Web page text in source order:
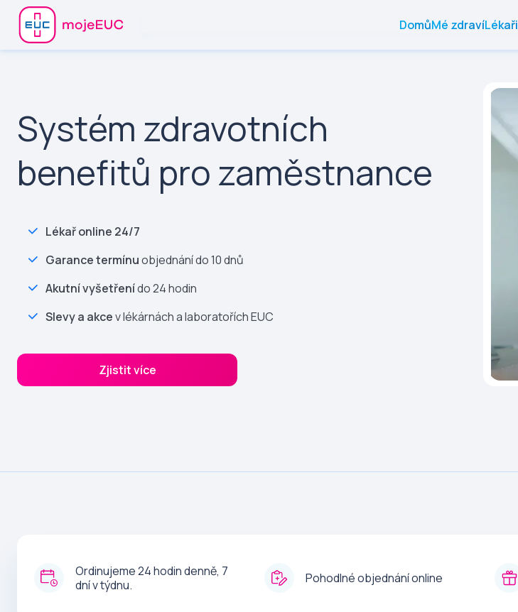
DomůMé zdravíLékaři
Systém zdravotních
benefitů pro zaměstnance
Lékař online 24/7
Garance termínuobjednání do 10 dnů
Akutní vyšetřenído 24 hodin
Slevy a akcev lékárnách a laboratořích EUC
Zjistit více
Ordinujeme 24 hodin denně, 7
dní v týdnu.
Pohodlné objednání online